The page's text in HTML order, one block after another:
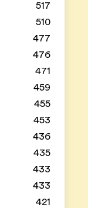
517
510
477
476
471
459
455
453
436
435
433
433
421